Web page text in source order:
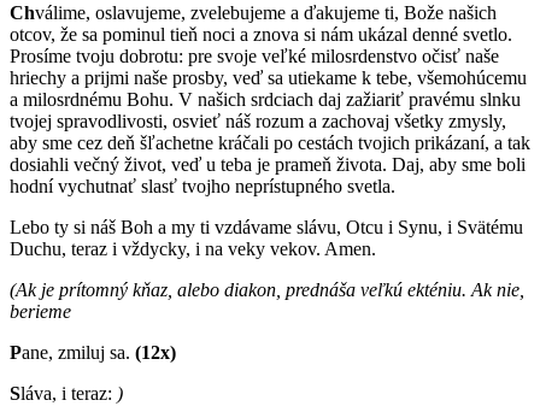
Chválime, oslavujeme, zvelebujeme a ďakujeme ti, Bože našich
otcov, že sa pominul tieň noci a znova si nám ukázal denné svetlo.
Prosíme tvoju dobrotu: pre svoje veľké milosrdenstvo očisť naše
hriechy a prijmi naše prosby, veď sa utiekame k tebe, všemohúcemu
a milosrdnému Bohu. V našich srdciach daj zažiariť pravému slnku
tvojej spravodlivosti, osvieť náš rozum a zachovaj všetky zmysly,
aby sme cez deň šľachetne kráčali po cestách tvojich prikázaní, a tak
dosiahli večný život, veď u teba je prameň života. Daj, aby sme boli
hodní vychutnať slasť tvojho neprístupného svetla.
Lebo ty si náš Boh a my ti vzdávame slávu, Otcu i Synu, i Svätému
Duchu, teraz i vždycky, i na veky vekov. Amen.
(Ak je prítomný kňaz, alebo diakon, prednáša veľkú ekténiu. Ak nie,
berieme
Pane, zmiluj sa. (12x)
Sláva, i teraz: )